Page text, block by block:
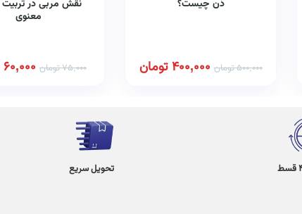
ذن چیست؟
500,000تومان 400,000تومان
نقش مربی در تربیت
معنوی
75,000تومان 60,000
تحویل سریع